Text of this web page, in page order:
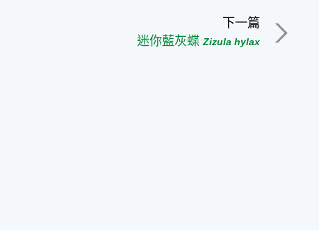
下一篇
迷你藍灰蝶Zizula hylax